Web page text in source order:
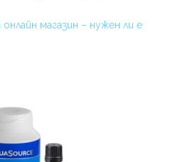
магазин – нужен ли е